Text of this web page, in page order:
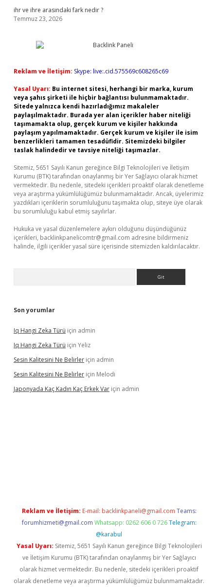
ihr ve ihre arasındaki fark nedir ?
Temmuz 23, 2026
Reklam ve İletişim: Skype: live:.cid.575569c608265c69
Yasal Uyarı: Bu internet sitesi, herhangi bir marka, kurum
veya şahıs şirketi ile hiçbir bağlantısı bulunmamaktadır.
Sitede yalnızca kendi hazırladığımız makaleler
paylaşılmaktadır. Burada yer alan içerikler haber niteliği
taşımamakta olup, gerçek kurum ve kişiler hakkında
paylaşım yapılmamaktadır. Gerçek kurum ve kişiler ile isim
benzerlikleri tamamen tesadüfidir. Sitemizdeki bilgiler
taslak halindedir ve tavsiye niteliği taşımazlar.
Sitemiz, 5651 Sayılı Kanun gereğince Bilgi Teknolojileri ve İletişim
Kurumu (BTK) tarafından onaylanmış bir Yer Sağlayıcı olarak hizmet
vermektedir. Bu nedenle, sitedeki içerikleri proaktif olarak denetleme
veya araştırma yükümlülüğümüz bulunmamaktadır. Ancak, üyelerimiz
yazdıkları içeriklerin sorumluluğunu taşımakta olup, siteye üye olarak
bu sorumluluğu kabul etmiş sayılırlar.
Hukuka ve yasal düzenlemelere aykırı olduğunu düşündüğünüz
içerikleri, backlinkpanelicomtr@gmail.com adresine bildirmeniz
halinde, ilgili içerikler yasal süre içerisinde sitemizden kaldırılacaktır.
Son yorumlar
Iq Hangi Zeka Türü için admin
Iq Hangi Zeka Türü için Yeliz
Sesin Kalitesini Ne Belirler için admin
Sesin Kalitesini Ne Belirler için Melodi
Japonyada Kaç Kadın Kaç Erkek Var için admin
Reklam ve İletişim: E-mail: backlinkpaneli@gmail.com Teams:
forumhizmeti@gmail.com Whatsapp: 0262 606 0 726 Telegram:
@karabul
Yasal Uyarı: Sitemiz, 5651 Sayılı Kanun gereğince Bilgi Teknolojileri
ve İletişim Kurumu (BTK) tarafından onaylanmış bir Yer Sağlayıcı
olarak hizmet vermektedir. Bu nedenle, sitedeki içerikleri proaktif
olarak denetleme veya araştırma yükümlülüğümüz bulunmamaktadır.